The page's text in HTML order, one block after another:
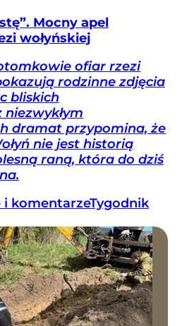
Mocny apel
wołyńskiej
ofiar rzezi
rodzinne zdjęcia
bliskich
dramat przypomina, że
nie jest historią
raną, która do dziś
i komentarzeTygodnik